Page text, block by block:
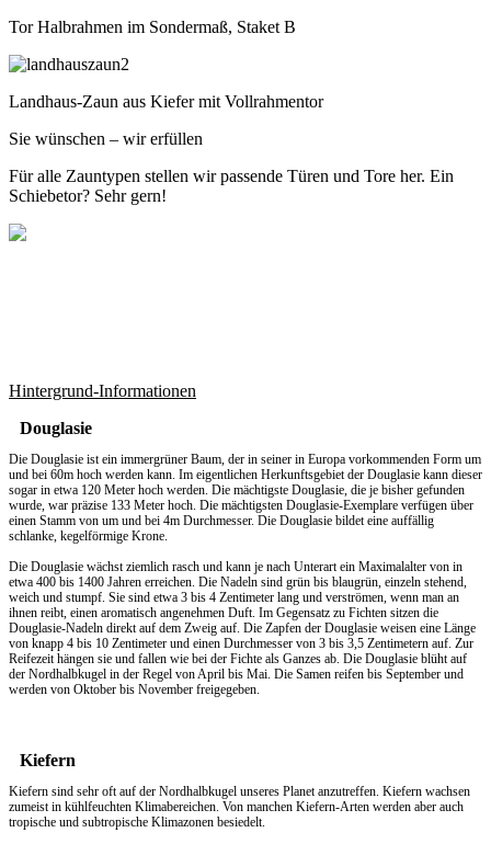
Tor Halbrahmen im Sondermaß, Staket B
Landhaus-Zaun aus Kiefer mit Vollrahmentor
Sie wünschen – wir erfüllen
Für alle Zauntypen stellen wir passende Türen und Tore her. Ein
Schiebetor? Sehr gern!
Hintergrund-Informationen
Douglasie
Die Douglasie ist ein immergrüner Baum, der in seiner in Europa vorkommenden Form um
und bei 60m hoch werden kann. Im eigentlichen Herkunftsgebiet der Douglasie kann dieser
sogar in etwa 120 Meter hoch werden. Die mächtigste Douglasie, die je bisher gefunden
wurde, war präzise 133 Meter hoch. Die mächtigsten Douglasie-Exemplare verfügen über
einen Stamm von um und bei 4m Durchmesser. Die Douglasie bildet eine auffällig
schlanke, kegelförmige Krone.
Die Douglasie wächst ziemlich rasch und kann je nach Unterart ein Maximalalter von in
etwa 400 bis 1400 Jahren erreichen. Die Nadeln sind grün bis blaugrün, einzeln stehend,
weich und stumpf. Sie sind etwa 3 bis 4 Zentimeter lang und verströmen, wenn man an
ihnen reibt, einen aromatisch angenehmen Duft. Im Gegensatz zu Fichten sitzen die
Douglasie-Nadeln direkt auf dem Zweig auf. Die Zapfen der Douglasie weisen eine Länge
von knapp 4 bis 10 Zentimeter und einen Durchmesser von 3 bis 3,5 Zentimetern auf. Zur
Reifezeit hängen sie und fallen wie bei der Fichte als Ganzes ab. Die Douglasie blüht auf
der Nordhalbkugel in der Regel von April bis Mai. Die Samen reifen bis September und
werden von Oktober bis November freigegeben.
Kiefern
Kiefern sind sehr oft auf der Nordhalbkugel unseres Planet anzutreffen. Kiefern wachsen
zumeist in kühlfeuchten Klimabereichen. Von manchen Kiefern-Arten werden aber auch
tropische und subtropische Klimazonen besiedelt.